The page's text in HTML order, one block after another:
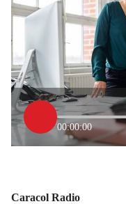
00:00:00
Caracol Radio